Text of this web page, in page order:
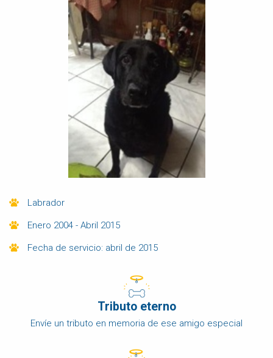
Labrador
Enero 2004 - Abril 2015
Fecha de servicio: abril de 2015
Tributo eterno
Envíe un tributo en memoria de ese amigo especial